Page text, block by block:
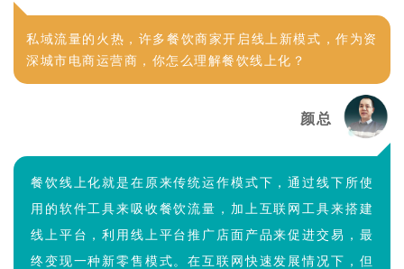
私域流量的火热，许多餐饮商家开启线上新模式，作为资
深城市电商运营商，你怎么理解餐饮线上化？
颜总
餐饮线上化就是在原来传统运作模式下，通过线下所使
用的软件工具来吸收餐饮流量，加上互联网工具来搭建
线上平台，利用线上平台推广店面产品来促进交易，最
终变现一种新零售模式。在互联网快速发展情况下，但